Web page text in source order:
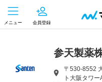
メニュー 会員登録
参天製薬
〒530-8552
ト大阪タワー